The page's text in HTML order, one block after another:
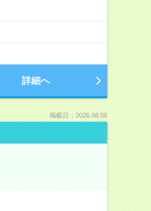
詳細へ
掲載日：2026.08.06